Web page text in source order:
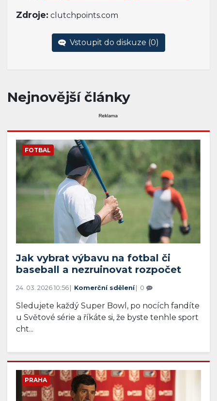
Zdroje: clutchpoints.com
Vstoupit do diskuze (0)
Nejnovější články
FOTBAL
Jak vybrat výbavu na fotbal či
baseball a nezruinovat rozpočet
24. 03. 2026 10:56 Komerční sdělení 0
Sledujete každý Super Bowl, po nocích fandíte
u Světové série a říkáte si, že byste tenhle sport
cht...
PRAHA